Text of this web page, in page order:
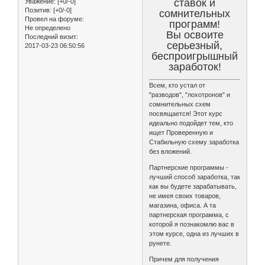
Позитив: [+0/-0]
Провел на форуме:
Не определено
Последний визит:
2017-03-23 06:50:56
ставок и
сомнительных
программ!
Вы освоите
серьезный,
беспроигрышный
заработок!
Всем, кто устал от
"разводов", "лохотронов" и
сомнительных схем
посвящается! Этот курс
идеально подойдет тем, кто
ищет Проверенную и
Стабильную схему заработка
без вложений.
Партнерские программы -
лучший способ заработка, так
как вы будете зарабатывать,
не имея своих товаров,
магазина, офиса. А та
партнерская программа, с
которой я познакомлю вас в
этом курсе, одна из лучших в
рунете.
Причем для получения